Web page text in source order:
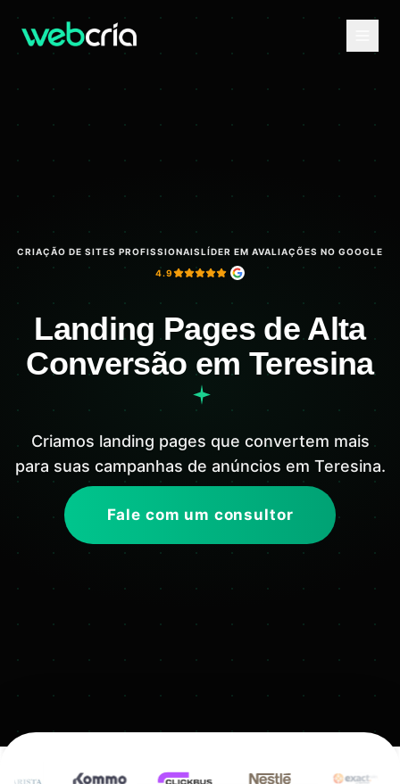
CRIAÇÃO DE SITES PROFISSIONAISLÍDER EM AVALIAÇÕES NO GOOGLE
4.9
Landing Pages de Alta
Conversão em Teresina
Criamos landing pages que convertem mais
para suas campanhas de anúncios em Teresina.
Fale com um consultor